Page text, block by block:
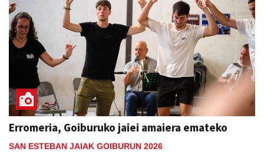
Erromeria, Goiburuko jaiei amaiera emateko
SAN ESTEBAN JAIAK GOIBURUN 2026